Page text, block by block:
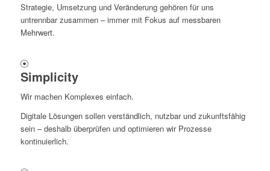
Strategie, Umsetzung und Veränderung gehören für uns
untrennbar zusammen – immer mit Fokus auf messbaren
Mehrwert.
Simplicity
Wir machen Komplexes einfach.
Digitale Lösungen sollen verständlich, nutzbar und zukunftsfähig
sein – deshalb überprüfen und optimieren wir Prozesse
kontinuierlich.